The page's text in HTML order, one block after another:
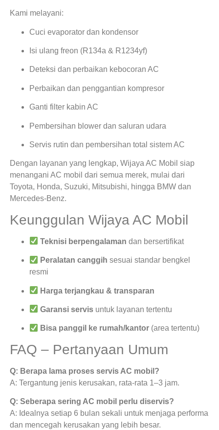
Kami melayani:
Cuci evaporator dan kondensor
Isi ulang freon (R134a & R1234yf)
Deteksi dan perbaikan kebocoran AC
Perbaikan dan penggantian kompresor
Ganti filter kabin AC
Pembersihan blower dan saluran udara
Servis rutin dan pembersihan total sistem AC
Dengan layanan yang lengkap, Wijaya AC Mobil siap
menangani AC mobil dari semua merek, mulai dari
Toyota, Honda, Suzuki, Mitsubishi, hingga BMW dan
Mercedes-Benz.
Keunggulan Wijaya AC Mobil
Teknisi berpengalaman dan bersertifikat
Peralatan canggih sesuai standar bengkel
resmi
Harga terjangkau & transparan
Garansi servis untuk layanan tertentu
Bisa panggil ke rumah/kantor (area tertentu)
FAQ – Pertanyaan Umum
Q: Berapa lama proses servis AC mobil?
A: Tergantung jenis kerusakan, rata-rata 1–3 jam.
Q: Seberapa sering AC mobil perlu diservis?
A: Idealnya setiap 6 bulan sekali untuk menjaga performa
dan mencegah kerusakan yang lebih besar.